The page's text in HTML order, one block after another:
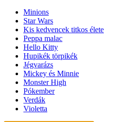
Minions
Star Wars
Kis kedvencek titkos élete
Peppa malac
Hello Kitty
Hupikék törpikék
Jégvarázs
Mickey és Minnie
Monster High
Pókember
Verdák
Violetta